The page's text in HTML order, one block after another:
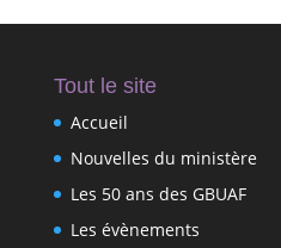
Tout le site
Accueil
Nouvelles du ministère
Les 50 ans des GBUAF
Les évènements